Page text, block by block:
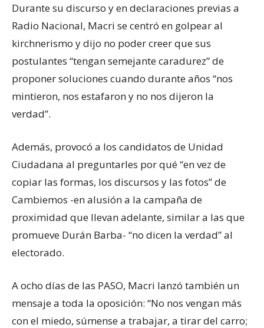
Durante su discurso y en declaraciones previas a
Radio Nacional, Macri se centró en golpear al
kirchnerismo y dijo no poder creer que sus
postulantes “tengan semejante caradurez” de
proponer soluciones cuando durante años “nos
mintieron, nos estafaron y no nos dijeron la
verdad”.
Además, provocó a los candidatos de Unidad
Ciudadana al preguntarles por qué “en vez de
copiar las formas, los discursos y las fotos” de
Cambiemos -en alusión a la campaña de
proximidad que llevan adelante, similar a las que
promueve Durán Barba- “no dicen la verdad” al
electorado.
A ocho días de las PASO, Macri lanzó también un
mensaje a toda la oposición: “No nos vengan más
con el miedo, súmense a trabajar, a tirar del carro;